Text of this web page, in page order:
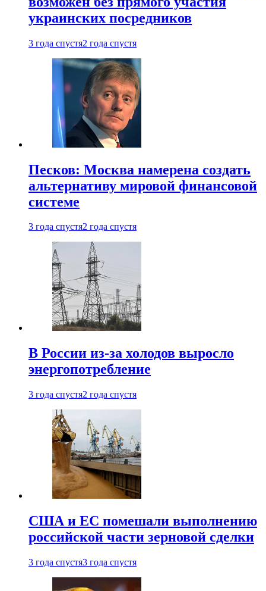
украинских посредников
3 года спустя2 года спустя
Песков: Москва намерена создать
альтернативу мировой финансовой
системе
3 года спустя2 года спустя
В России из-за холодов выросло
энергопотребление
3 года спустя2 года спустя
США и ЕС помешали выполнению
российской части зерновой сделки
3 года спустя3 года спустя